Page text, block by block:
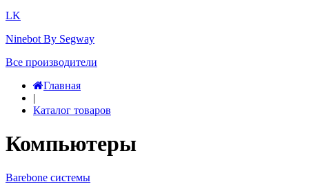
LK
Ninebot By Segway
Все производители
Главная
|
Каталог товаров
Компьютеры
Barebone системы